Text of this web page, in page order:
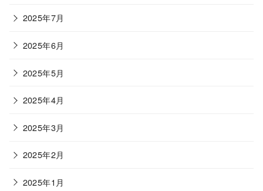
2025年7月
2025年6月
2025年5月
2025年4月
2025年3月
2025年2月
2025年1月